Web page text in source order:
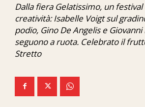
Ita-Mondo
C7 Play
We Calabria
Mix Zone
Dalla fiera Gelatissimo, un
creatività: Isabelle Voigt sul
podio, Gino De Angelis e
seguono a ruota. Celebrato il
Stretto